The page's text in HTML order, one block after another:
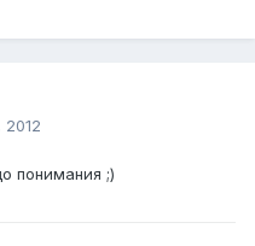
2012
понимания ;)